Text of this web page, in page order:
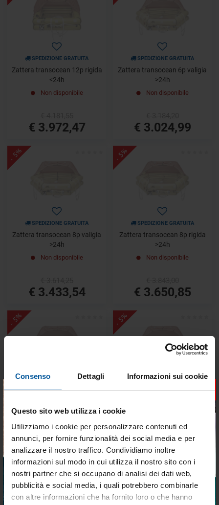
Tieniti aggiornato sulle
×
Consenso Dettagli Informazioni sui cookie
Questo sito web utilizza i cookie
Utilizziamo i cookie per personalizzare contenuti ed
annunci, per fornire funzionalità dei social media e per
analizzare il nostro traffico. Condividiamo inoltre
informazioni sul modo in cui utilizza il nostro sito con i
nostri partner che si occupano di analisi dei dati web,
pubblicità e social media, i quali potrebbero combinarle
con altre informazioni che ha fornito loro o che hanno
SPEDIZIONE GRATUITA
Zattera transocean 12p rigida
<24h
Non disponibile
€ 3.972,47
SPEDIZIONE GRATUITA
Zattera transocean 6p valigia
>24h
Non disponibile
€ 3.024,99
- 5%
SPEDIZIONE GRATUITA
Zattera transocean 8p valigia
>24h
Non disponibile
€ 3.433,54
- 5%
SPEDIZIONE GRATUITA
Zattera transocean 8p rigida
>24h
Non disponibile
€ 3.650,85
- 5%
valigia >24h
Non disponibile
€ 3.859,47
€ 3.666,50
- 5%
Non disponibile
€ 3.951,61
- 5%